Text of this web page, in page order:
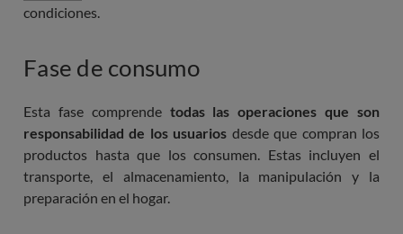
condiciones.
Fase de consumo
Esta fase comprende todas las operaciones que son
responsabilidad de los usuarios desde que compran los
productos hasta que los consumen. Estas incluyen el
transporte, el almacenamiento, la manipulación y la
preparación en el hogar.